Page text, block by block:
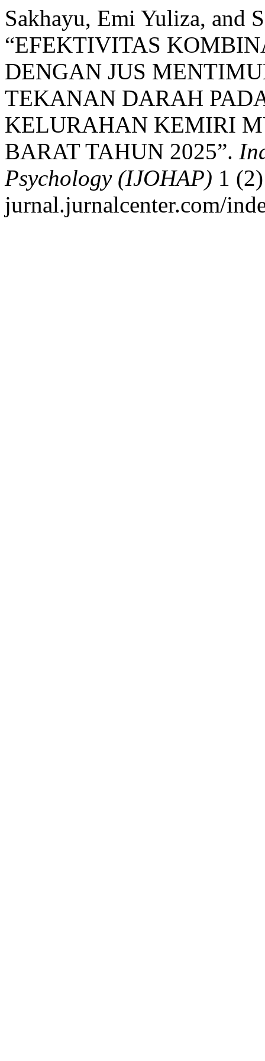
Sakhayu, Emi Yuliza, and
“EFEKTIVITAS
DENGAN JUS
TEKANAN DARAH
KELURAHAN KEMIRI
BARAT TAHUN 2025”.
Psychology (IJOHAP) 1
jurnal.jurnalcenter.com/